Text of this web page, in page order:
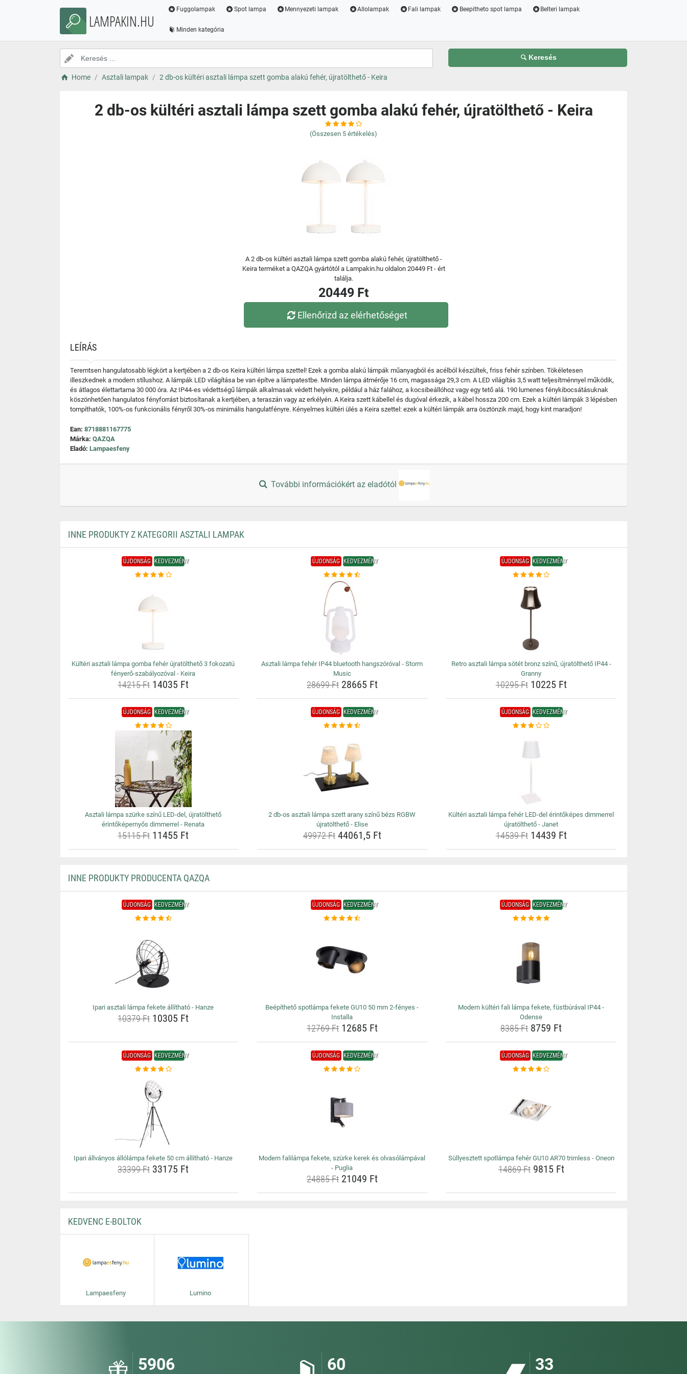
LAMPAKIN.HU
Fuggolampak Spot lampa Mennyezeti lampak Allolampak Fali lampak Beepitheto spot lampa Belteri lampak
Minden kategória
Keresés
Home Asztali lampak 2 db-os kültéri asztali lámpa szett gomba alakú fehér, újratölthető - Keira
2 db-os kültéri asztali lámpa szett gomba alakú fehér, újratölthető - Keira
(Összesen 5 értékelés)
A 2 db-os kültéri asztali lámpa szett gomba alakú fehér, újratölthető -
Keira terméket a QAZQA gyártótól a Lampakin.hu oldalon 20449 Ft - ért
találja.
20449 Ft
Ellenőrizd az elérhetőséget
LEÍRÁS
Teremtsen hangulatosabb légkört a kertjében a 2 db-os Keira kültéri lámpa szettel! Ezek a gomba alakú lámpák műanyagból és acélból készültek, friss fehér színben. Tökéletesen
illeszkednek a modern stílushoz. A lámpák LED világítása be van építve a lámpatestbe. Minden lámpa átmérője 16 cm, magassága 29,3 cm. A LED világítás 3,5 watt teljesítménnyel működik,
és átlagos élettartama 30 000 óra. Az IP44-es védettségű lámpák alkalmasak védett helyekre, például a ház falához, a kocsibeállóhoz vagy egy tető alá. 190 lumenes fénykibocsátásuknak
köszönhetően hangulatos fényforrást biztosítanak a kertjében, a teraszán vagy az erkélyén. A Keira szett kábellel és dugóval érkezik, a kábel hossza 200 cm. Ezek a kültéri lámpák 3 lépésben
tompíthatók, 100%-os funkcionális fényről 30%-os minimális hangulatfényre. Kényelmes kültéri ülés a Keira szettel: ezek a kültéri lámpák arra ösztönzik majd, hogy kint maradjon!
Ean: 8718881167775
Márka: QAZQA
Eladó: Lampaesfeny
További információkért az eladótól
INNE PRODUKTY Z KATEGORII ASZTALI LAMPAK
ÚJDONSÁG KEDVEZMÉNY
Kültéri asztali lámpa gomba fehér újratölthető 3 fokozatú
fényerő-szabályozóval - Keira
14215 Ft14035 Ft
ÚJDONSÁG KEDVEZMÉNY
Asztali lámpa fehér IP44 bluetooth hangszóróval - Storm
Music
28699 Ft28665 Ft
ÚJDONSÁG KEDVEZMÉNY
Retro asztali lámpa sötét bronz színű, újratölthető IP44 -
Granny
10295 Ft10225 Ft
ÚJDONSÁG KEDVEZMÉNY
Asztali lámpa szürke színű LED-del, újratölthető
érintőképernyős dimmerrel - Renata
15115 Ft11455 Ft
ÚJDONSÁG KEDVEZMÉNY
2 db-os asztali lámpa szett arany színű bézs RGBW
újratölthető - Elise
49972 Ft44061,5 Ft
ÚJDONSÁG KEDVEZMÉNY
Kültéri asztali lámpa fehér LED-del érintőképes dimmerrel
újratölthető - Janet
14539 Ft14439 Ft
INNE PRODUKTY PRODUCENTA QAZQA
ÚJDONSÁG KEDVEZMÉNY
Ipari asztali lámpa fekete állítható - Hanze
10379 Ft10305 Ft
ÚJDONSÁG KEDVEZMÉNY
Beépíthető spotlámpa fekete GU10 50 mm 2-fényes -
Installa
12769 Ft12685 Ft
ÚJDONSÁG KEDVEZMÉNY
Modern kültéri fali lámpa fekete, füstbúrával IP44 -
Odense
8385 Ft 8759 Ft
ÚJDONSÁG KEDVEZMÉNY
Ipari állványos állólámpa fekete 50 cm állítható - Hanze
33399 Ft33175 Ft
ÚJDONSÁG KEDVEZMÉNY
Modern falilámpa fekete, szürke kerek és olvasólámpával
- Puglia
24885 Ft21049 Ft
ÚJDONSÁG KEDVEZMÉNY
Süllyesztett spotlámpa fehér GU10 AR70 trimless - Oneon
14869 Ft9815 Ft
KEDVENC E-BOLTOK
Lampaesfeny Lumino
5906 60 33